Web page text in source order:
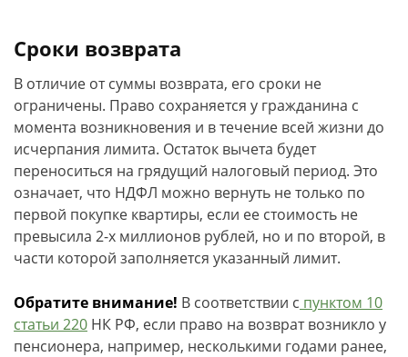
Сроки возврата
В отличие от суммы возврата, его сроки не
ограничены. Право сохраняется у гражданина с
момента возникновения и в течение всей жизни до
исчерпания лимита. Остаток вычета будет
переноситься на грядущий налоговый период. Это
означает, что НДФЛ можно вернуть не только по
первой покупке квартиры, если ее стоимость не
превысила 2-х миллионов рублей, но и по второй, в
части которой заполняется указанный лимит.
Обратите внимание! В соответствии с пунктом 10
статьи 220 НК РФ, если право на возврат возникло у
пенсионера, например, несколькими годами ранее,